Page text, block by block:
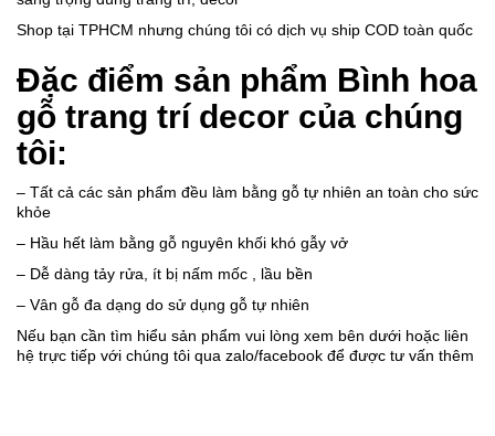
Shop tại TPHCM nhưng chúng tôi có dịch vụ ship COD toàn quốc
Đặc điểm sản phẩm Bình hoa
gỗ trang trí decor của chúng
tôi:
– Tất cả các sản phẩm đều làm bằng gỗ tự nhiên an toàn cho sức
khỏe
– Hầu hết làm bằng gỗ nguyên khối khó gẫy vở
– Dễ dàng tảy rửa, ít bị nấm mốc , lầu bền
– Vân gỗ đa dạng do sử dụng gỗ tự nhiên
Nếu bạn cần tìm hiểu sản phẩm vui lòng xem bên dưới hoặc liên
hệ trực tiếp với chúng tôi qua zalo/facebook để được tư vấn thêm